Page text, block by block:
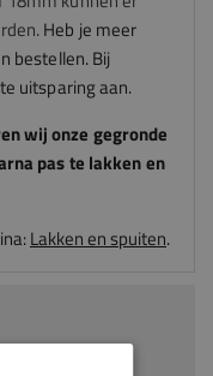
Heb je meer
bestellen. Bij
uitsparing aan.
wijonze gegronde
pas te lakken en
Lakken en spuiten.